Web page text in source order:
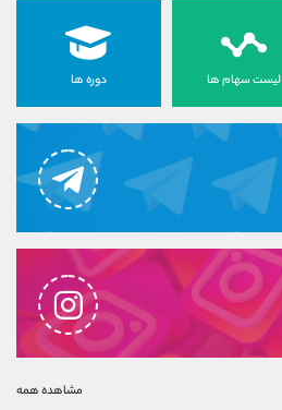
لیست سهام ها دوره ها
مشاهده همه